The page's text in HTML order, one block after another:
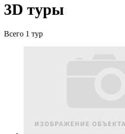
3D туры
Всего 1 тур